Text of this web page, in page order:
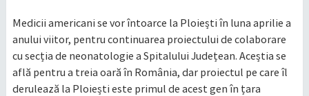
Medicii americani se vor întoarce la Ploiești în luna aprilie a
anului viitor, pentru continuarea proiectului de colaborare
cu secția de neonatologie a Spitalului Județean. Aceștia se
află pentru a treia oară în România, dar proiectul pe care îl
derulează la Ploiești este primul de acest gen în țara